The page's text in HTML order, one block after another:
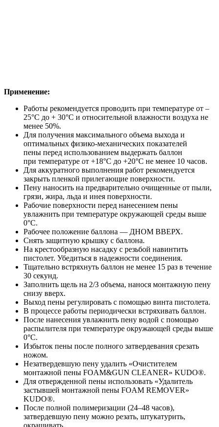
Применение:
Работы рекомендуется проводить при температуре от –
25°С до + 30°С и относительной влажности воздуха не
менее 50%.
Для получения максимального объема выхода и
оптимальных физико-механических показателей
пены перед использованием выдержать баллон
при температуре от +18°С до +20°С не менее 10 часов.
Для аккуратного выполнения работ рекомендуется
закрыть пленкой прилегающие поверхности.
Пену наносить на предварительно очищенные от пыли,
грязи, жира, льда и инея поверхности.
Рабочие поверхности перед нанесением пены
увлажнить при температуре окружающей среды выше
0°С.
Рабочее положение баллона — ДНОМ ВВЕРХ.
Снять защитную крышку с баллона.
На крестообразную насадку с резьбой навинтить
пистолет. Убедиться в надежности соединения.
Тщательно встряхнуть баллон не менее 15 раз в течение
30 секунд.
Заполнить щель на 2/3 объема, нанося монтажную пену
снизу вверх.
Выход пены регулировать с помощью винта пистолета.
В процессе работы периодически встряхивать баллон.
После нанесения увлажнить пену водой с помощью
распылителя при температуре окружающей среды выше
0°С.
Избыток пены после полного затвердевания срезать
ножом.
Незатвердевшую пену удалить «Очистителем
монтажной пены FOAM&GUN CLEANER» KUDO®.
Для отвержденной пены использовать «Удалитель
застывшей монтажной пены FOAM REMOVER»
KUDO®.
После полной полимеризации (24–48 часов),
затвердевшую пену можно резать, штукатурить,
окрашивать.